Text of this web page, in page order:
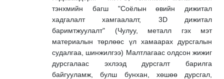
тэнхмийн багш "Соёлын өвийн дижитал
хадгалалт хамгаалалт, 3D дижитал
баримтжуулалт" (Чулуу, металл гэх мэт
материалын төрлөөс үл хамаарах дурсгалын
судалгаа, шинжилгээ) Малтлагаас олдсон жижиг
дурсгалаас эхлээд дурсгалт барилга
байгууламж, булш бунхан, хөшөө дурсгал,